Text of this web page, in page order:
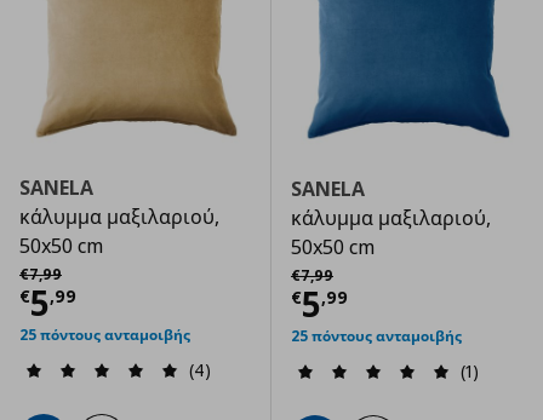
SANELA
κάλυμμα μαξιλαριού,
50x50 cm
€7,99
Αρχική τιμή
€5,99
Τρέχουσα τιμή € 5,99
25 πόντους ανταμοιβής
(4)
SANELA
κάλυμμα μαξιλαριού,
50x50 cm
€7,99
Αρχική τιμή
€5,99
Τρέχουσα
25 πόντους ανταμοιβής
(1)